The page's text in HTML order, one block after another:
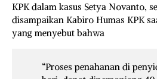
KPK dalam kasus Setya Novanto,
disampaikan Kabiro Humas KPK
yang menyebut bahwa
“Proses penahanan di